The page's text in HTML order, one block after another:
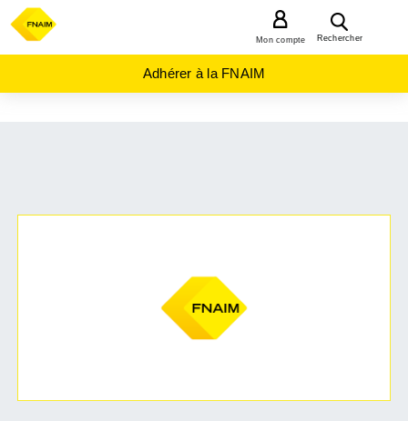
Rechercher
Mon compte
Adhérer à la FNAIM